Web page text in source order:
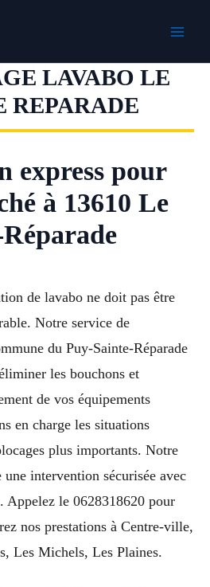
LAVABO LE
REPARADE
express pour
à 13610 Le
de lavabo ne doit pas être
Notre service de
du Puy-Sainte-Réparade
les bouchons et
de vos équipements
en charge les situations
plus importants. Notre
intervention sécurisée avec
Appelez le 0628318620 pour
nos prestations à Centre-ville,
Les Michels, Les Plaines.